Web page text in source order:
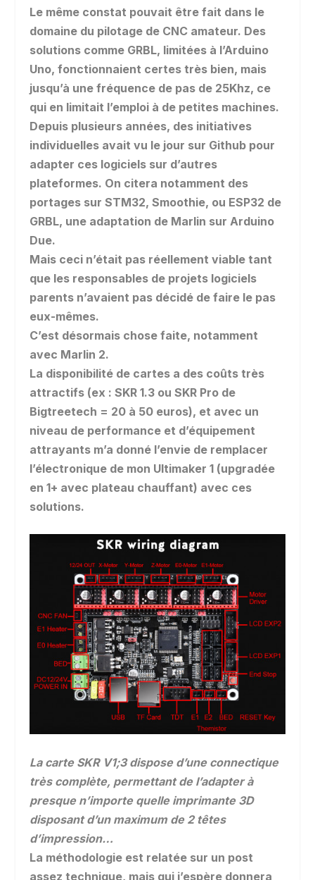
Le même constat pouvait être fait dans le
domaine du pilotage de CNC amateur. Des
solutions comme GRBL, limitées à l’Arduino
Uno, fonctionnaient certes très bien, mais
jusqu’à une fréquence de pas de 25Khz, ce
qui en limitait l’emploi à de petites machines.
Depuis plusieurs années, des initiatives
individuelles avait vu le jour sur Github pour
adapter ces logiciels sur d’autres
plateformes. On citera notamment des
portages sur STM32, Smoothie, ou ESP32 de
GRBL, une adaptation de Marlin sur Arduino
Due.
Mais ceci n’était pas réellement viable tant
que les responsables de projets logiciels
parents n’avaient pas décidé de faire le pas
eux-mêmes.
C’est désormais chose faite, notamment
avec Marlin 2.
La disponibilité de cartes a des coûts très
attractifs (ex : SKR 1.3 ou SKR Pro de
Bigtreetech = 20 à 50 euros), et avec un
niveau de performance et d’équipement
attrayants m’a donné l’envie de remplacer
l’électronique de mon Ultimaker 1 (upgradée
en 1+ avec plateau chauffant) avec ces
solutions.
La carte SKR V1;3 dispose d’une connectique
très complète, permettant de l’adapter à
presque n’importe quelle imprimante 3D
disposant d’un maximum de 2 têtes
d’impression…
La méthodologie est relatée sur un post
assez technique, mais qui j’espère donnera